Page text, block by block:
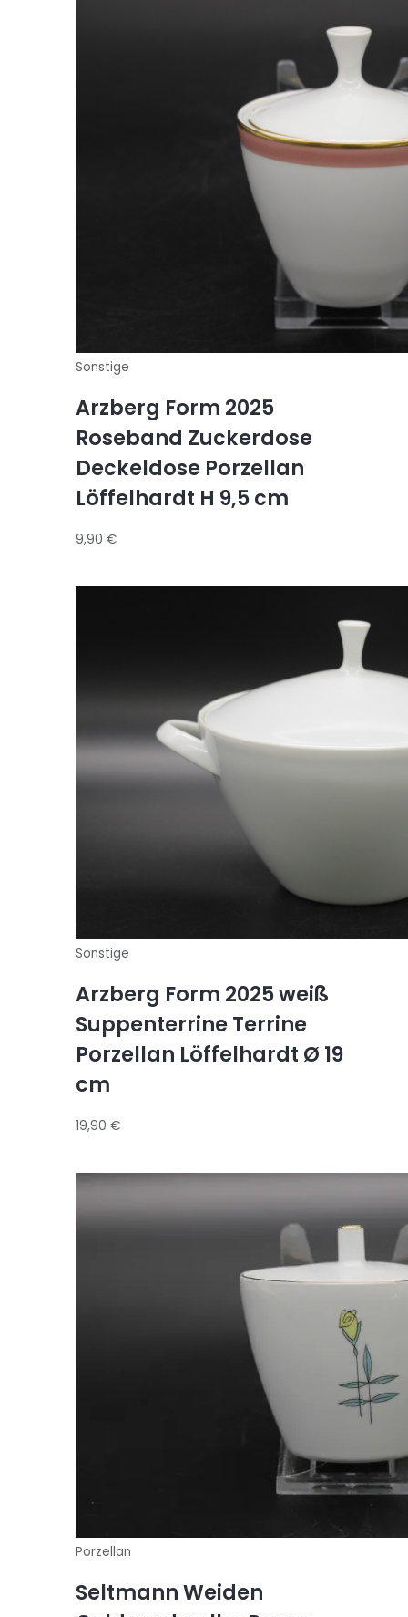
Sonstige
Arzberg Form 2025
Roseband Zuckerdose
Deckeldose Porzellan
Löffelhardt H 9,5 cm
9,90 €
Sonstige
Arzberg Form 2025 weiß
Suppenterrine Terrine
Porzellan Löffelhardt Ø 19
cm
19,90 €
Porzellan
Seltmann Weiden